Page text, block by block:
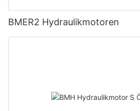
BMER2 Hydraulikmotoren